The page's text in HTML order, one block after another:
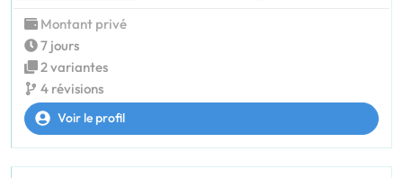
Montant privé
7 jours
2 variantes
4 révisions
Voir le profil